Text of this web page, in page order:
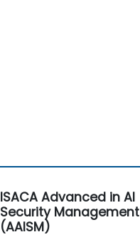
ISACA Advanced in AI
Security Management
(AAISM)